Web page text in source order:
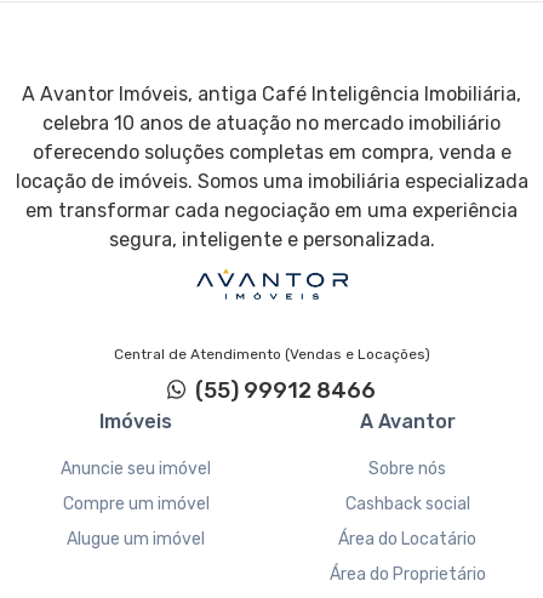
A Avantor Imóveis, antiga Café Inteligência Imobiliária,
celebra 10 anos de atuação no mercado imobiliário
oferecendo soluções completas em compra, venda e
locação de imóveis. Somos uma imobiliária especializada
em transformar cada negociação em uma experiência
segura, inteligente e personalizada.
Central de Atendimento (Vendas e Locações)
(55) 99912 8466
Imóveis
Anuncie seu imóvel
Compre um imóvel
Alugue um imóvel
A Avantor
Sobre nós
Cashback social
Área do Locatário
Área do Proprietário